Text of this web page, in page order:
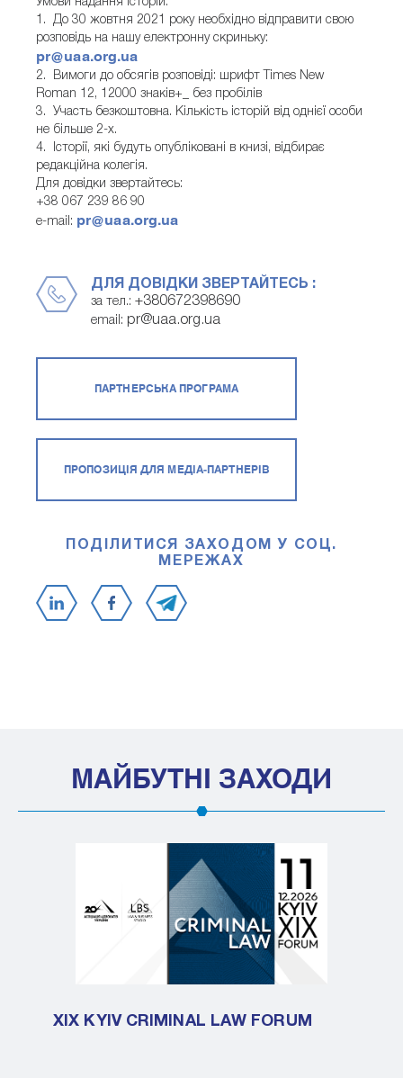
1. До 30 жовтня 2021 року необхідно відправити свою
розповідь на нашу електронну скриньку:
pr@uaa.org.ua
2. Вимоги до обсягів розповіді: шрифт Times New
Roman 12, 12000 знаків+_ без пробілів
3. Участь безкоштовна. Кількість історій від однієї особи
не більше 2-х.
4. Історії, які будуть опубліковані в книзі, відбирає
редакційна колегія.
Для довідки звертайтесь:
+38 067 239 86 90
e-mail: pr@uaa.org.ua
ДЛЯ ДОВІДКИ ЗВЕРТАЙТЕСЬ :
за тел.: +380672398690
email: pr@uaa.org.ua
ПАРТНЕРСЬКА ПРОГРАМА
ПРОПОЗИЦІЯ ДЛЯ МЕДІА-ПАРТНЕРІВ
ПОДІЛИТИСЯ ЗАХОДОМ У СОЦ.
МЕРЕЖАХ
МАЙБУТНІ ЗАХОДИ
XIX KYIV CRIMINAL LAW FORUM